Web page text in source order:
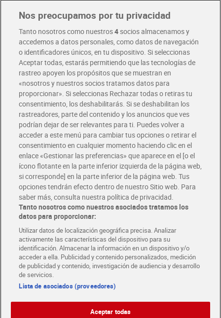
Pide hoy, recibe hoy
Envío gratis por compras superiores a 100€
Envío estandar por 4,99€
Glovo y Uber Eats
Solicita tu factura de Glovo o Uber Eats
Únete al CLUB Dia
Disfruta las ventajas y ofertas exclusivas.
Descárgate la APP Dia
Folletos y Tiendas
Descubre las mejores ofertas y busca tu tienda más cercana
Tarjeta MaX Dia
Te devuelve hasta 8€/mes de tus compras.
¡Solicita tu tarjeta de crédito aquí!
COMER MEJOR CADA DIA
COLABORA CON DIA ABRE TU TIENDA DIA CORPORATE
Nos preocupamos por tu privacidad
Tanto nosotros como nuestros4socios almacenamos y
accedemos a datos personales, como datos de navegación
o identificadores únicos, en tu dispositivo. Si seleccionas
Aceptar todas, estarás permitiendo que las tecnologías de
rastreo apoyen los propósitos que se muestran en
«nosotros y nuestros socios tratamos datos para
proporcionar». Si seleccionas Rechazar todas o retiras tu
consentimiento, los deshabilitarás. Si se deshabilitan los
rastreadores, parte del contenido y los anuncios que ves
podrían dejar de ser relevantes para ti. Puedes volver a
acceder a este menú para cambiar tus opciones o retirar el
consentimiento en cualquier momento haciendo clic en el
enlace «Gestionar las preferencias» que aparece en el [o el
ícono flotante en la parte inferior izquierda de la página web,
si corresponde] en la parte inferior de la página web. Tus
opciones tendrán efecto dentro de nuestro Sitio web. Para
saber más, consulta nuestra política de privacidad.
Tanto nosotros como nuestros asociados tratamos los
datos para proporcionar:
Utilizar datos de localización geográfica precisa. Analizar
activamente las características del dispositivo para su
identificación. Almacenar la información en un dispositivo y/o
acceder a ella. Publicidad y contenido personalizados, medición
de publicidad y contenido, investigación de audiencia y desarrollo
de servicios.
Lista de asociados (proveedores)
Aceptar todas